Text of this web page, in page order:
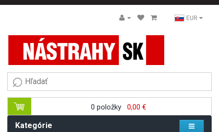
EUR
0 položky 0,00 €
Kategórie